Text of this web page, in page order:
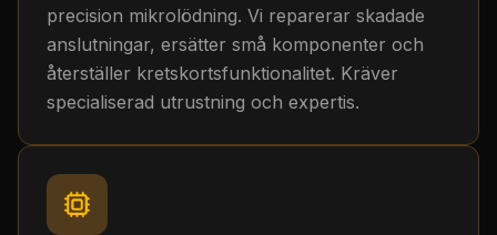
precision mikrolödning. Vi reparerar skadade
anslutningar, ersätter små komponenter och
återställer kretskortsfunktionalitet. Kräver
specialiserad utrustning och expertis.